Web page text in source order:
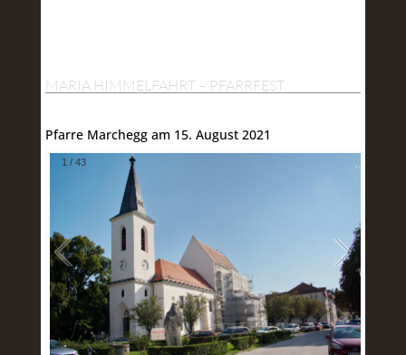
MARIA HIMMELFAHRT – PFARRFEST
Pfarre Marchegg am 15. August 2021
1 / 43